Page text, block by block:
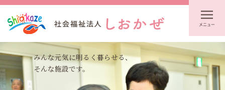
メニュー
みんな元気に明るく暮らせる、
そんな施設です。